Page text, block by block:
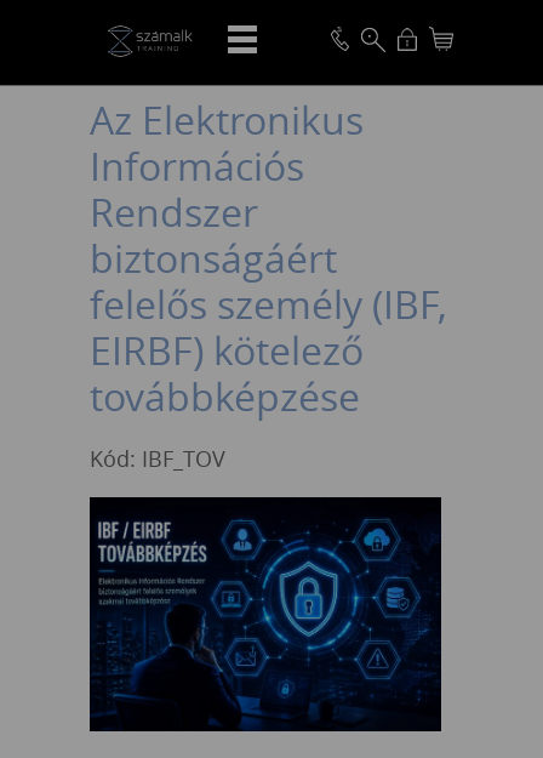
VISSZA
Az Elektronikus
Információs
Rendszer
biztonságáért
felelős személy (IBF,
EIRBF) kötelező
továbbképzése
Kód: IBF_TOV